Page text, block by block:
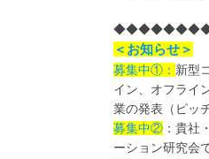
＜お知らせ＞
募集中①： 新型
イン、オフライ
業の発表（ピッ
募集中② ：貴社
ーション研究会